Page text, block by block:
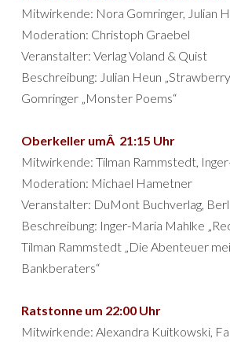
Mitwirkende: Nora Gomringer, Julian
Moderation: Christoph Graebel
Veranstalter: Verlag Voland & Quist
Beschreibung: Julian Heun
Gomringer „Monster Poems“
Oberkeller umÂ 21:15 Uhr
Mitwirkende: Tilman Rammstedt,
Moderation: Michael Hametner
Veranstalter: DuMont Buchverlag,
Beschreibung: Inger-Maria Mahlke
Tilman Rammstedt „Die Abenteuer
Bankberaters“
Ratstonne um 22:00 Uhr
Mitwirkende: Alexandra Kuitkowski,